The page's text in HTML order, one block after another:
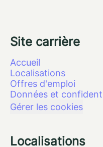
Site carrière
Accueil
Localisations
Offres d'emploi
Données et
Gérer les cookies
Localisations